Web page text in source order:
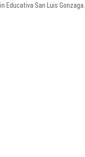
Educativa San Luis Gonzaga.